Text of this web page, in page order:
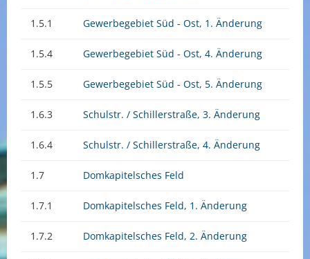
1.5.1 Gewerbegebiet Süd - Ost, 1. Änderung
1.5.4 Gewerbegebiet Süd - Ost, 4. Änderung
1.5.5 Gewerbegebiet Süd - Ost, 5. Änderung
1.6.3 Schulstr. / Schillerstraße, 3. Änderung
1.6.4 Schulstr. / Schillerstraße, 4. Änderung
1.7 Domkapitelsches Feld
1.7.1 Domkapitelsches Feld, 1. Änderung
1.7.2 Domkapitelsches Feld, 2. Änderung